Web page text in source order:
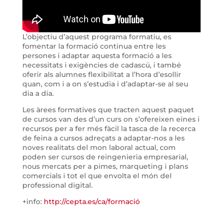
L’objectiu d’aquest programa formatiu, es
fomentar la formació continua entre les
persones i adaptar aquesta formació a les
necessitats i exigències de cadascú, i també
oferir als alumnes flexibilitat a l’hora d’esollir
quan, com i a on s’estudia i d’adaptar-se al seu
dia a dia.
Les àrees formatives que tracten aquest paquet
de cursos van des d’un curs on s’ofereixen eines i
recursos per a fer més fàcil la tasca de la recerca
de feina a cursos adreçats a adaptar-nos a les
noves realitats del mon laboral actual, com
poden ser cursos de reingenieria empresarial,
nous mercats per a pimes, marqueting i plans
comercials i tot el que envolta el món del
professional digital.
+info: http://cepta.es/ca/formació